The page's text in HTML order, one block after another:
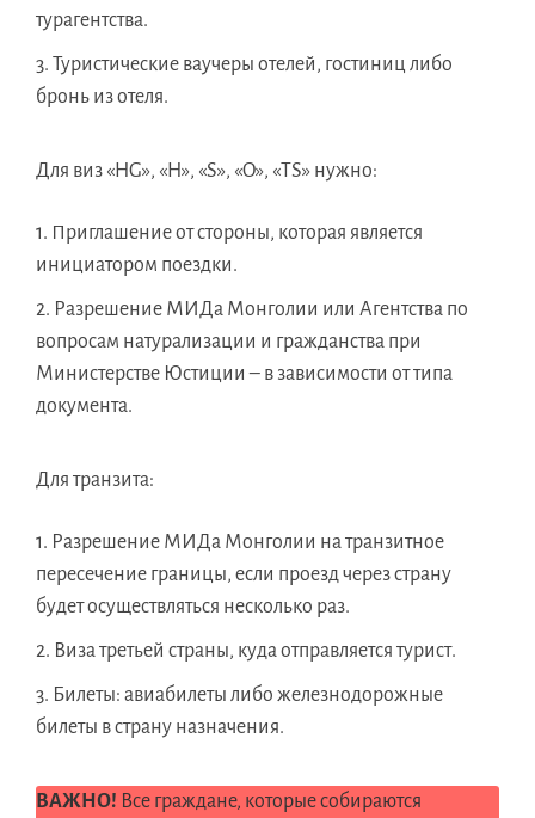
турагентства.
Туристические ваучеры отелей, гостиниц либо
бронь из отеля.
Для виз «HG», «H», «S», «O», «TS» нужно:
Приглашение от стороны, которая является
инициатором поездки.
Разрешение МИДа Монголии или Агентства по
вопросам натурализации и гражданства при
Министерстве Юстиции – в зависимости от типа
документа.
Для транзита:
Разрешение МИДа Монголии на транзитное
пересечение границы, если проезд через страну
будет осуществляться несколько раз.
Виза третьей страны, куда отправляется турист.
Билеты: авиабилеты либо железнодорожные
билеты в страну назначения.
ВАЖНО! Все граждане, которые собираются